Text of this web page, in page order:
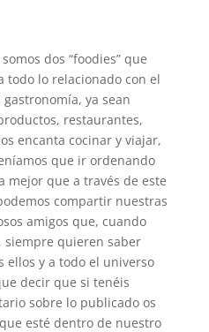
dos “foodies” que
todo lo relacionado con el
ya sean
restaurantes,
encanta cocinar y viajar,
que ir ordenando
mejor que a través de este
compartir nuestras
amigos que, cuando
siempre quieren saber
ellos y a todo el universo
decir que si tenéis
sobre lo publicado os
esté dentro de nuestro